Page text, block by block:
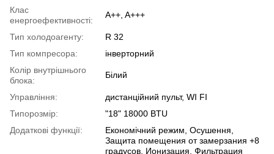
Клас
енергоефективності:
A++, A+++
Тип холодоагенту:
R 32
Тип компресора:
інверторний
Колір внутрішнього
блока:
Білий
Управління:
дистанційний пульт, WI FI
Типорозмір:
"18" 18000 BTU
Додаткові функції:
Економічний режим, Осушення,
Защита помещения от замерзания +8
градусов, Ионизация, Фильтрация